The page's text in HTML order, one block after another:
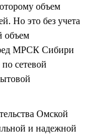
объем
Но это без учета
объем
МРСК Сибири
сетевой
Омской
и надежной